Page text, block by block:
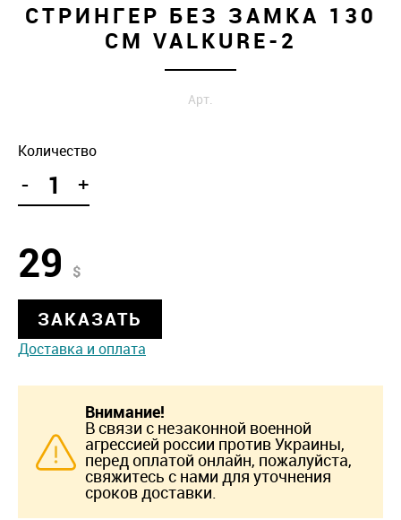
СТРИНГЕР БЕЗ ЗАМКА 130
СМ VALKURE-2
Арт.
Количество
- +
29 $
ЗАКАЗАТЬ
Доставка и оплата
Внимание!
В связи с незаконной военной
агрессией россии против Украины,
перед оплатой онлайн, пожалуйста,
свяжитесь с нами для уточнения
сроков доставки.